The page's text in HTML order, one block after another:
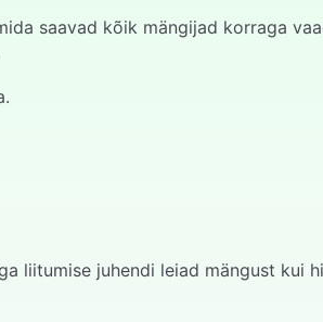
saavad kõik mängijad korraga
liitumise juhendi leiad mängust kui